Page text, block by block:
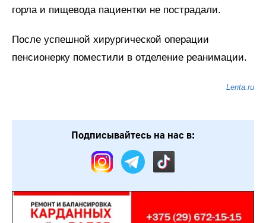
горла и пищевода пациентки не пострадали.
После успешной хирургической операции
пенсионерку поместили в отделение реанимации.
Lenta.ru
Подписывайтесь на нас в: